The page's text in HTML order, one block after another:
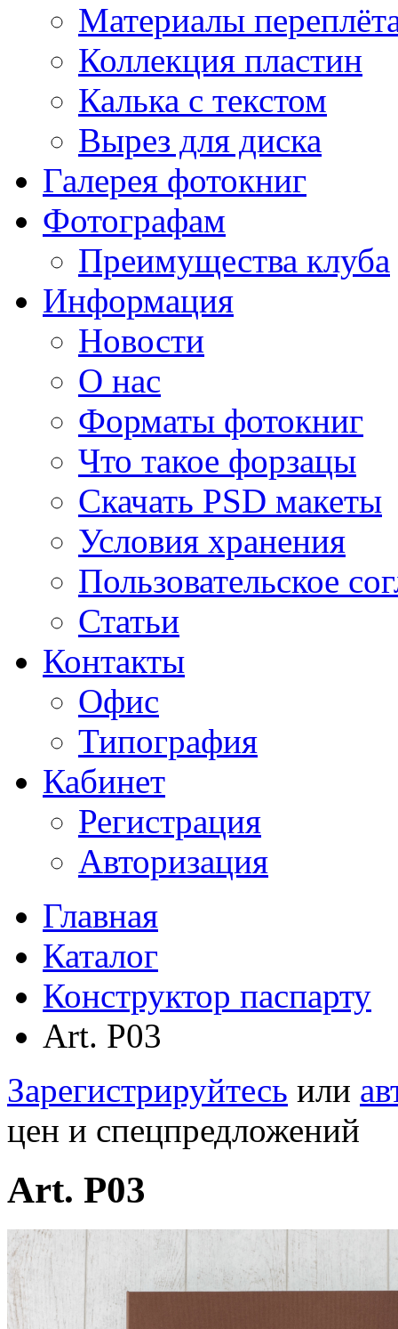
Материалы
Коллекция пластин
Калька с текстом
Вырез для диска
Галерея фотокниг
Фотографам
Преимущества клуба
Информация
Новости
О нас
Форматы фотокниг
Что такое форзацы
Скачать PSD макеты
Условия хранения
Пользовательское
Статьи
Контакты
Офис
Типография
Кабинет
Регистрация
Авторизация
Главная
Каталог
Конструктор паспарту
Art. P03
Зарегистрируйтесь или
цен и спецпредложений
Art. P03